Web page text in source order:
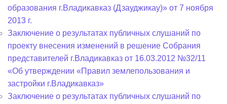
образования г.Владикавказ (Дзауджикау)» от 7 ноября
2013 г.
Заключение о результатах публичных слушаний по
проекту внесения изменений в решение Собрания
представителей г.Владикавказ от 16.03.2012 №32/11
«Об утверждении «Правил землепользования и
застройки г.Владикавказ»
Заключение о результатах публичных слушаний по